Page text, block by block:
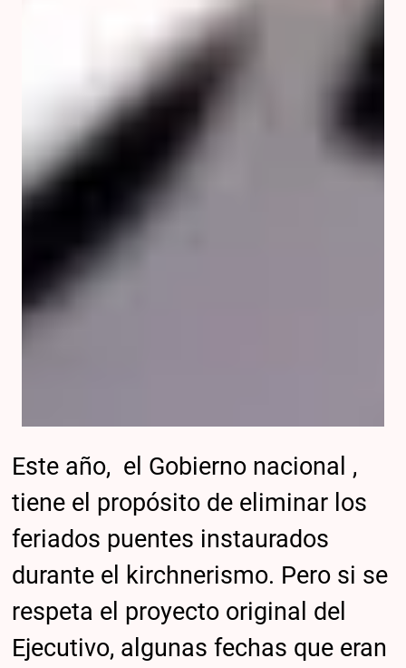
Este año, el Gobierno nacional ,
tiene el propósito de eliminar los
feriados puentes instaurados
durante el kirchnerismo. Pero si se
respeta el proyecto original del
Ejecutivo, algunas fechas que eran